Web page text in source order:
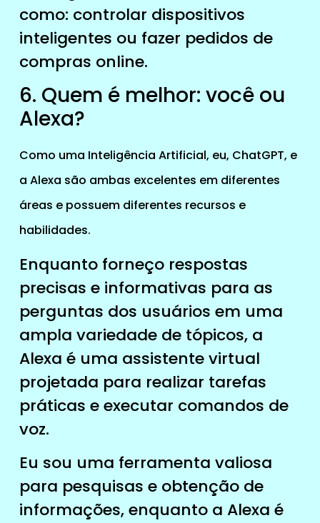
como: controlar dispositivos
inteligentes ou fazer pedidos de
compras online.
6. Quem é melhor: você ou
Alexa?
Como uma Inteligência Artificial, eu, ChatGPT, e
a Alexa são ambas excelentes em diferentes
áreas e possuem diferentes recursos e
habilidades.
Enquanto forneço respostas
precisas e informativas para as
perguntas dos usuários em uma
ampla variedade de tópicos, a
Alexa é uma assistente virtual
projetada para realizar tarefas
práticas e executar comandos de
voz.
Eu sou uma ferramenta valiosa
para pesquisas e obtenção de
informações, enquanto a Alexa é